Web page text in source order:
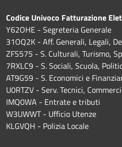
Codice Univoco Fatturazione
Y62OHE - Segreteria Generale
31OQ2K - Aff. Generali, Legali,
ZFS575 - S. Culturali, Turismo,
7RXLC9 - S. Sociali, Scuola,
AT9G59 - S. Economici e
U0RTZV - Serv. Tecnici,
IMQ0WA - Entrate e tributi
W3UWWT - Ufficio Utenze
KLGVQH - Polizia Locale